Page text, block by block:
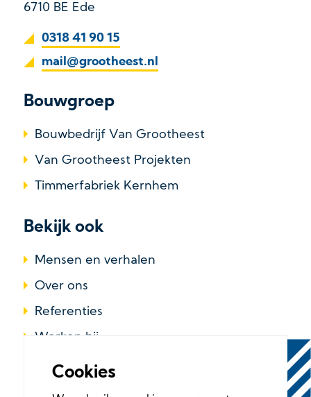
6710 BE Ede
0318 41 90 15
mail@grootheest.nl
Bouwgroep
Bouwbedrijf Van Grootheest
Van Grootheest Projekten
Timmerfabriek Kernhem
Bekijk ook
Mensen en verhalen
Over ons
Referenties
Werken bij
Cookies